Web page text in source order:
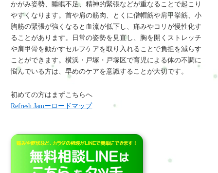
かがみ姿勢、睡眠不足、精神的緊張などが重なることで起こり
やすくなります。首や肩の筋肉、とくに僧帽筋や肩甲挙筋、小
胸筋の緊張が強くなると血流が低下し、痛みやコリが慢性化す
ることがあります。日常の姿勢を見直し、胸を開くストレッチ
や肩甲骨を動かすセルフケアを取り入れることで負担を減らす
ことができます。横浜・戸塚・戸塚区で育児による体の不調に
悩んでいる方は、早めのケアを意識することが大切です。
初めての方はまずこちらへ
Refresh Jamーロードマップ